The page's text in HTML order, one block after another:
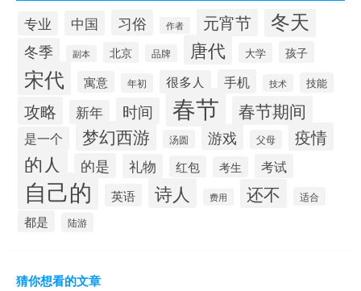
专业 中国 习俗 作者 元宵节 冬天
冬季 副本 北京 品牌 唐代 大学 孩子
宋代 寓意 年初 很多人 手机 技术 技能
攻略 新年 时间 春节 春节期间
是一个 梦幻西游 汤圆 游戏 父母 疫情
的人 的是 礼物 红包 考生 考试
自己的 英语 诗人 费用 还不 适合
都是 陆游
猜你想看的文章